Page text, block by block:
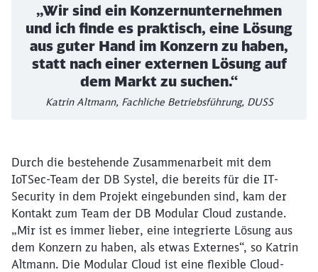
„Wir sind ein Konzernunternehmen
und ich finde es praktisch, eine Lösung
aus guter Hand im Konzern zu haben,
statt nach einer externen Lösung auf
dem Markt zu suchen.“
Katrin Altmann, Fachliche Betriebsführung, DUSS
Durch die bestehende Zusammenarbeit mit dem
IoTSec-Team der DB Systel, die bereits für die IT-
Security in dem Projekt eingebunden sind, kam der
Kontakt zum Team der DB Modular Cloud zustande.
„Mir ist es immer lieber, eine integrierte Lösung aus
dem Konzern zu haben, als etwas Externes“, so Katrin
Altmann. Die Modular Cloud ist eine flexible Cloud-